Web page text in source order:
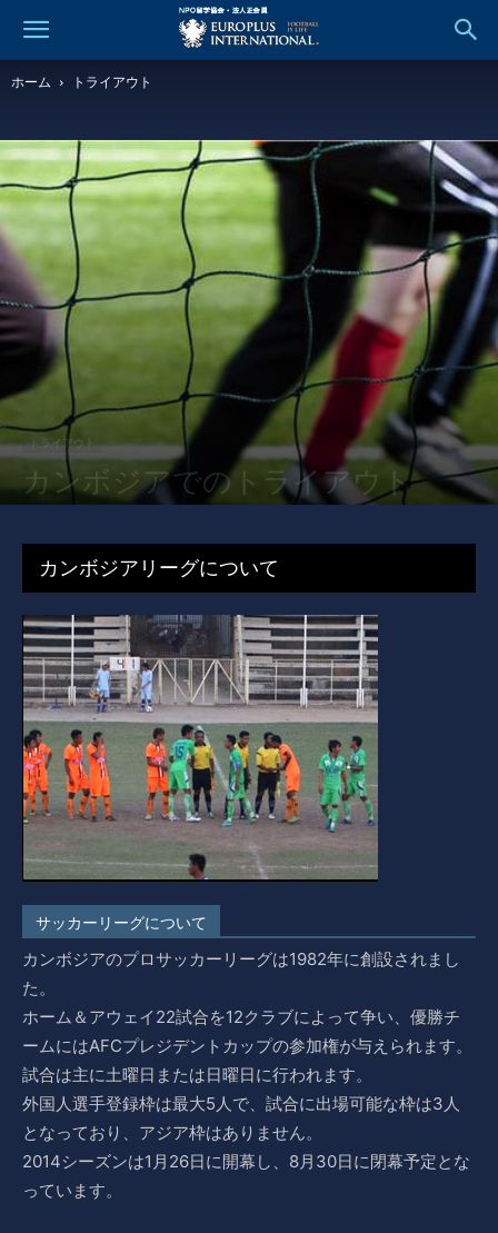
ホーム トライアウト
トライアウト
カンボジアでのトライアウト
カンボジアリーグについて
サッカーリーグについて
カンボジアのプロサッカーリーグは1982年に創設されまし
た。
ホーム＆アウェイ22試合を12クラブによって争い、優勝チ
ームにはAFCプレジデントカップの参加権が与えられます。
試合は主に土曜日または日曜日に行われます。
外国人選手登録枠は最大5人で、試合に出場可能な枠は3人
となっており、アジア枠はありません。
2014シーズンは1月26日に開幕し、8月30日に閉幕予定とな
っています。